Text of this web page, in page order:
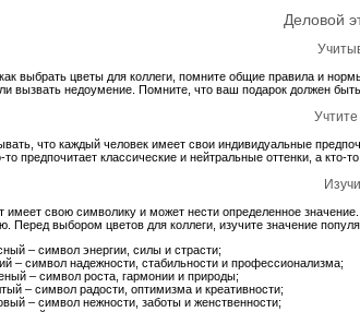
Деловой
выбрать цветы для коллеги, помните общие правила и
вызвать недоумение. Помните, что ваш подарок должен
что каждый человек имеет свои индивидуальные
то предпочитает классические и нейтральные оттенки, а
имеет свою символику и может нести определенное
Перед выбором цветов для коллеги, изучите значение
– символ энергии, силы и страсти;
– символ надежности, стабильности и профессионализма;
– символ роста, гармонии и природы;
– символ радости, оптимизма и креативности;
– символ нежности, заботы и женственности;